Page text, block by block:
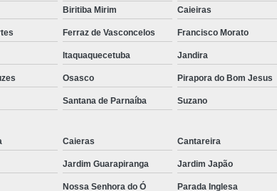
Biritiba Mirim Caieiras
Ferraz de Vasconcelos Francisco Morato
Itaquaquecetuba Jandira
Osasco Pirapora do Bom Jesus
Santana de Parnaíba Suzano
Caieras Cantareira
Jardim Guarapiranga Jardim Japão
Nossa Senhora do Ó Parada Inglesa